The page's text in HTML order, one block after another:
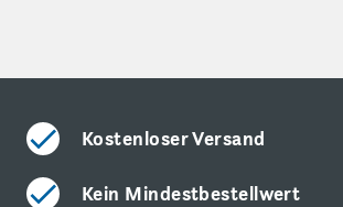
Kostenloser Versand
Kein Mindestbestellwert